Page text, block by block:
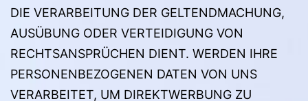
DIE VERARBEITUNG DER GELTENDMACHUNG,
AUSÜBUNG ODER VERTEIDIGUNG VON
RECHTSANSPRÜCHEN DIENT. WERDEN IHRE
PERSONENBEZOGENEN DATEN VON UNS
VERARBEITET, UM DIREKTWERBUNG ZU